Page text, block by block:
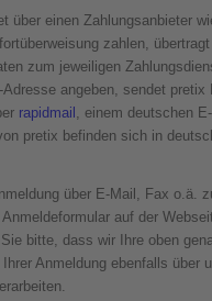
über einen Zahlungsanbieter
zahlen,
zum jeweiligen
angeben, sendet pretix
rapidmail , einem deutschen
pretix befinden sich in
über E-Mail, Fax o.ä.
auf der
bitte, dass wir Ihre oben
Anmeldung ebenfalls über